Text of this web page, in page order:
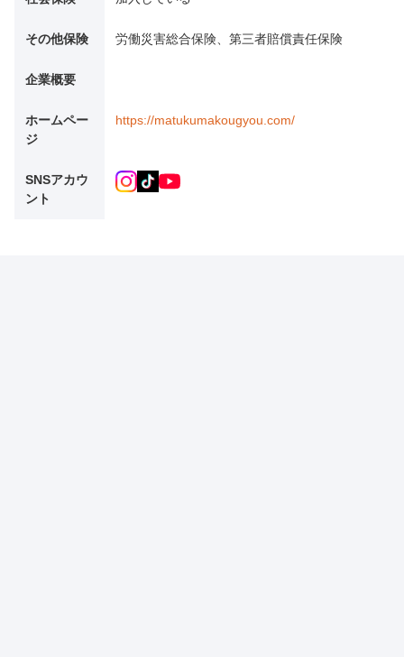
その他保険 労働災害総合保険、第三者賠償責任保険
企業概要
ホームペー
ジ
https://matukumakougyou.com/
SNSアカウ
ント